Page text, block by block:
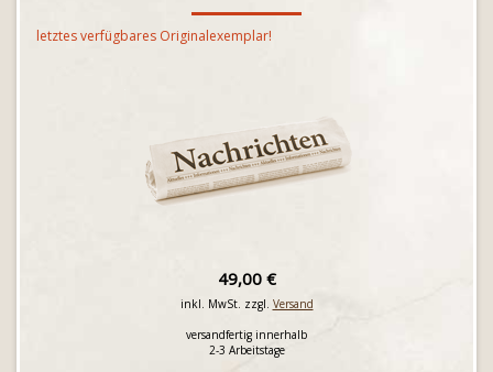
letztes verfügbares Originalexemplar!
49,00 €
inkl. MwSt. zzgl. Versand
versandfertig innerhalb
2-3 Arbeitstage